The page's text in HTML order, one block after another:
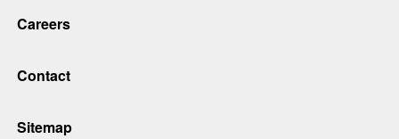
Careers
Contact
Sitemap